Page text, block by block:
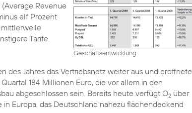
Geschäftsentwicklung
Revenue
elf Prozent
Tarife.
des Jahres das Vertriebsnetz weiter aus und eröffnete
184 Millionen Euro, die vor allem in den
abgeschlossen sein. Bereits heute verfügt O2 über
Europa, das Deutschland nahezu flächendeckend